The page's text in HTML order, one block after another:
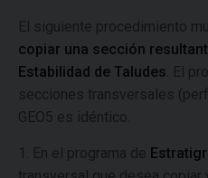
El siguiente procedimiento
copiar una sección
Estabilidad de Taludes . El
secciones transversales
GEO5 es idéntico.
1. En el programa de